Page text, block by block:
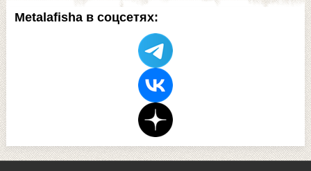
Metalafisha в соцсетях: